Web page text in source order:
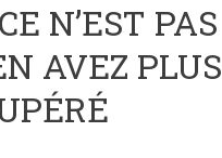
N’EST PAS
AVEZ PLUS